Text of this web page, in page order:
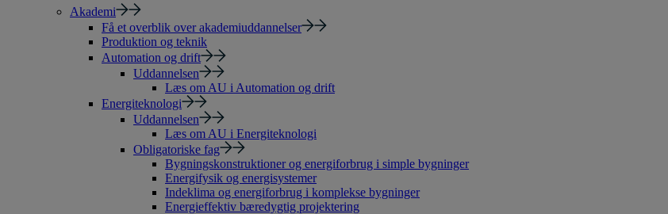
Akademi
Få et overblik over akademiuddannelser
Produktion og teknik
Automation og drift
Uddannelsen
Læs om AU i Automation og drift
Energiteknologi
Uddannelsen
Læs om AU i Energiteknologi
Obligatoriske fag
Bygningskonstruktioner og energiforbrug i simple bygninger
Energifysik og energisystemer
Indeklima og energiforbrug i komplekse bygninger
Energieffektiv bæredygtig projektering